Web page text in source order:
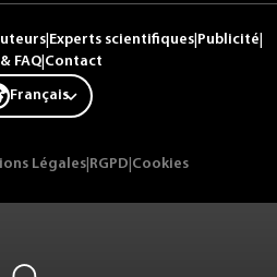
Experts scientifiques Publicité
FAQ| Contact
Français
Légales RGPD Cookies